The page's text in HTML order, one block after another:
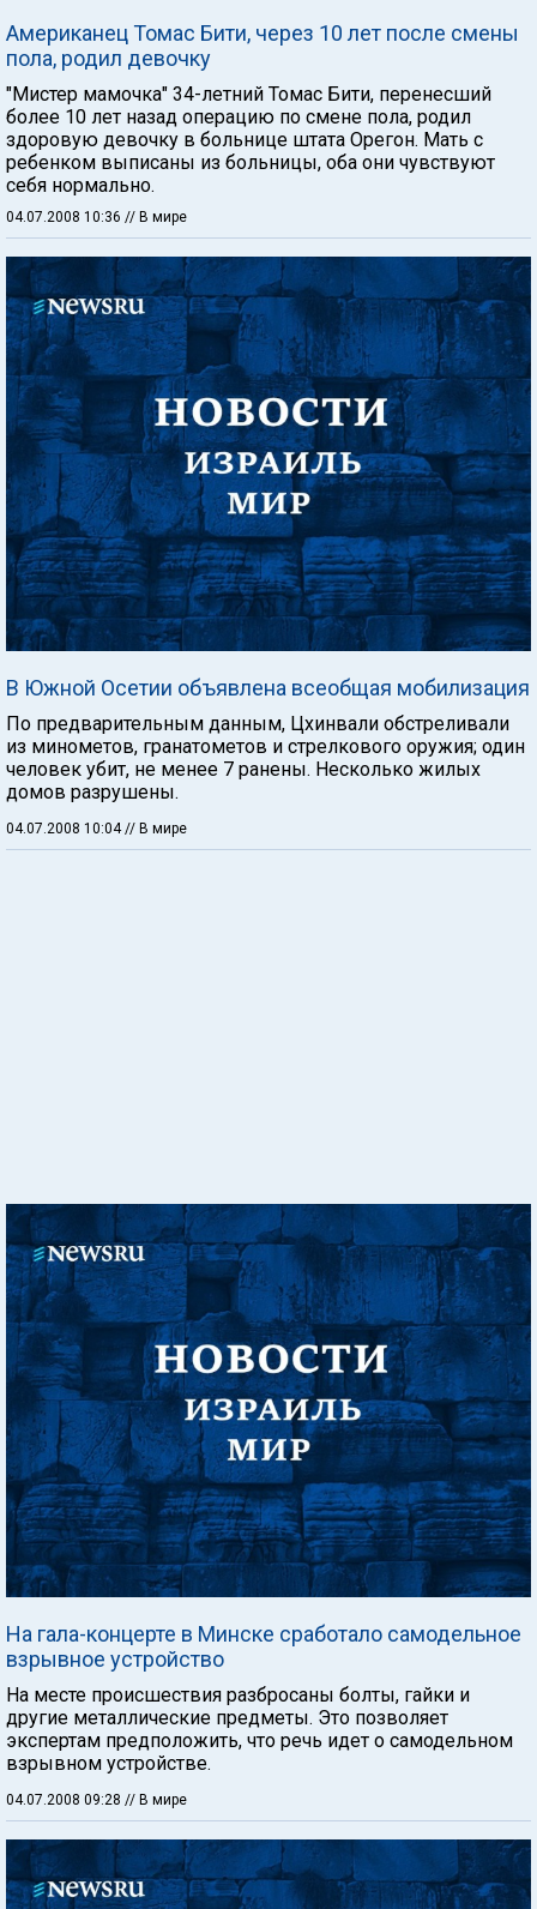
Американец Томас Бити, через 10 лет после смены
пола, родил девочку
"Мистер мамочка" 34-летний Томас Бити, перенесший
более 10 лет назад операцию по смене пола, родил
здоровую девочку в больнице штата Орегон. Мать с
ребенком выписаны из больницы, оба они чувствуют
себя нормально.
04.07.2008 10:36 // В мире
В Южной Осетии объявлена всеобщая мобилизация
По предварительным данным, Цхинвали обстреливали
из минометов, гранатометов и стрелкового оружия; один
человек убит, не менее 7 ранены. Несколько жилых
домов разрушены.
04.07.2008 10:04 // В мире
На гала-концерте в Минске сработало самодельное
взрывное устройство
На месте происшествия разбросаны болты, гайки и
другие металлические предметы. Это позволяет
экспертам предположить, что речь идет о самодельном
взрывном устройстве.
04.07.2008 09:28 // В мире